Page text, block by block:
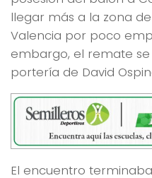
llegar más a la zona
Valencia por poco
embargo, el remate
portería de David
El encuentro